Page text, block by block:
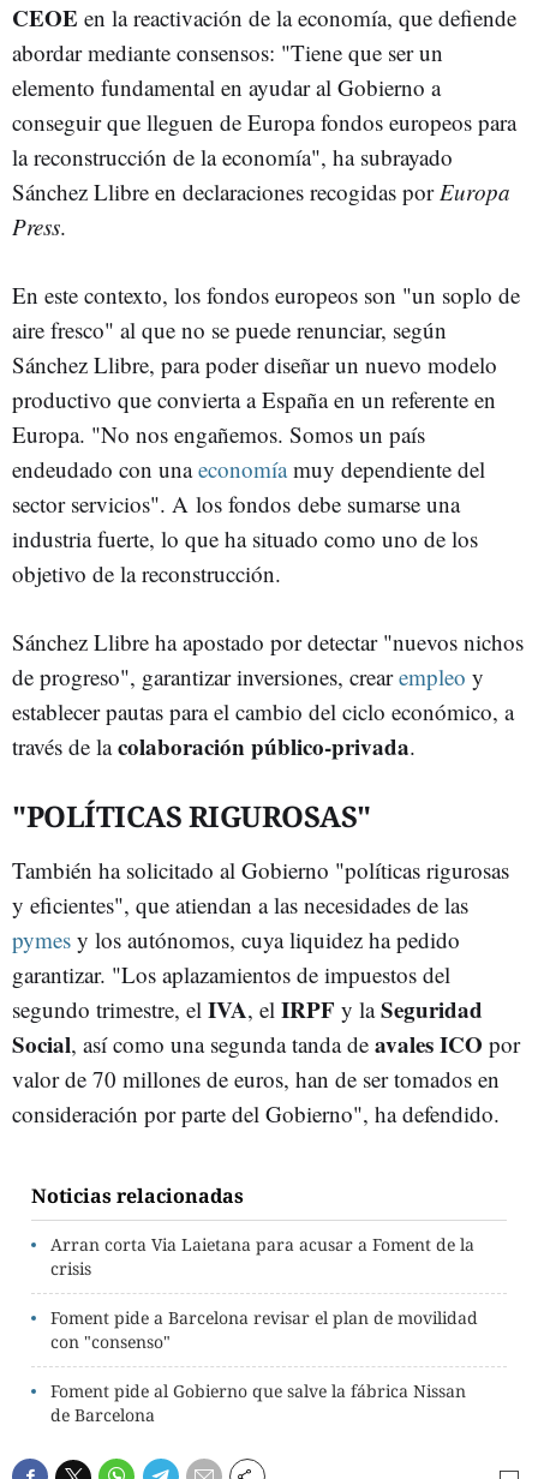
CEOE en la reactivación de la economía, que defiende
abordar mediante consensos: "Tiene que ser un
elemento fundamental en ayudar al Gobierno a
conseguir que lleguen de Europa fondos europeos para
la reconstrucción de la economía", ha subrayado
Sánchez Llibre en declaraciones recogidas porEuropa
Press.
En este contexto, los fondos europeos son "un soplo de
aire fresco" al que no se puede renunciar, según
Sánchez Llibre, para poder diseñar un nuevo modelo
productivo que convierta a España en un referente en
Europa. "No nos engañemos. Somos un país
endeudado con unaeconomíamuy dependiente del
sector servicios". A los fondos debe sumarse una
industria fuerte, lo que ha situado como uno de los
objetivo de la reconstrucción.
Sánchez Llibre ha apostado por detectar "nuevos nichos
de progreso", garantizar inversiones, crearempleo y
establecer pautas para el cambio del ciclo económico, a
través de lacolaboración público-privada.
"POLÍTICAS RIGUROSAS"
También ha solicitado al Gobierno "políticas rigurosas
y eficientes", que atiendan a las necesidades de las
pymes y los autónomos, cuya liquidez ha pedido
garantizar. "Los aplazamientos de impuestos del
segundo trimestre, el IVA, el IRPF y laSeguridad
Social, así como una segunda tanda de avales ICO por
valor de 70 millones de euros, han de ser tomados en
consideración por parte del Gobierno", ha defendido.
Noticias relacionadas
Arran corta Via Laietana para acusar a Foment de la
crisis
Foment pide a Barcelona revisar el plan de movilidad
con "consenso"
Foment pide al Gobierno que salve la fábrica Nissan
de Barcelona